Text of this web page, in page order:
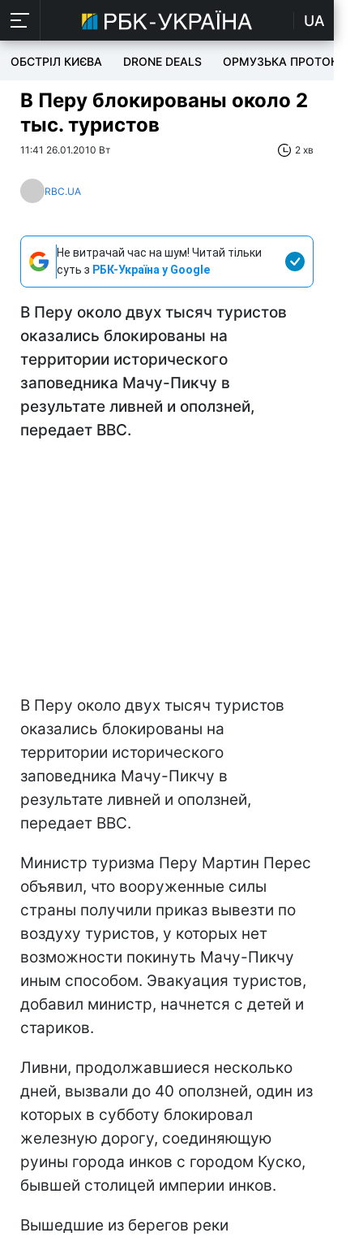
UA
ОБСТРІЛ КИЄВА DRONE DEALS ОРМУЗЬКА ПРОТОКА
В Перу блокированы около 2
тыс. туристов
11:41 26.01.2010 Вт 2 хв
RBC.UA
Не витрачай час на шум! Читай тільки
суть з РБК-Україна у Google
В Перу около двух тысяч туристов
оказались блокированы на
территории исторического
заповедника Мачу-Пикчу в
результате ливней и оползней,
передает ВВС.
В Перу около двух тысяч туристов
оказались блокированы на
территории исторического
заповедника Мачу-Пикчу в
результате ливней и оползней,
передает ВВС.
Министр туризма Перу Мартин Перес
объявил, что вооруженные силы
страны получили приказ вывезти по
воздуху туристов, у которых нет
возможности покинуть Мачу-Пикчу
иным способом. Эвакуация туристов,
добавил министр, начнется с детей и
стариков.
Ливни, продолжавшиеся несколько
дней, вызвали до 40 оползней, один из
которых в субботу блокировал
железную дорогу, соединяющую
руины города инков с городом Куско,
бывшей столицей империи инков.
Вышедшие из берегов реки